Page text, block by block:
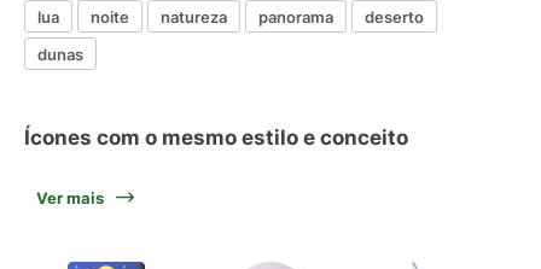
lua noite natureza panorama
deserto
dunas
Ícones com o mesmo estilo e conceito
Ver mais